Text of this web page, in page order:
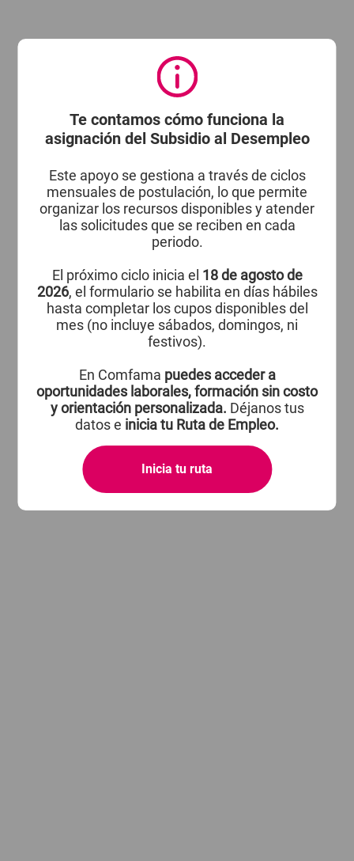
Te contamos cómo funciona la
asignación del Subsidio al Desempleo
Este apoyo se gestiona a través de ciclos
mensuales de postulación, lo que permite
organizar los recursos disponibles y atender
las solicitudes que se reciben en cada
periodo.
El próximo ciclo inicia el 18 de agosto de
2026, el formulario se habilita en días hábiles
hasta completar los cupos disponibles del
mes (no incluye sábados, domingos, ni
festivos).
En Comfama puedes acceder a
oportunidades laborales, formación sin costo
y orientación personalizada. Déjanos tus
datos e inicia tu Ruta de Empleo.
Inicia tu ruta